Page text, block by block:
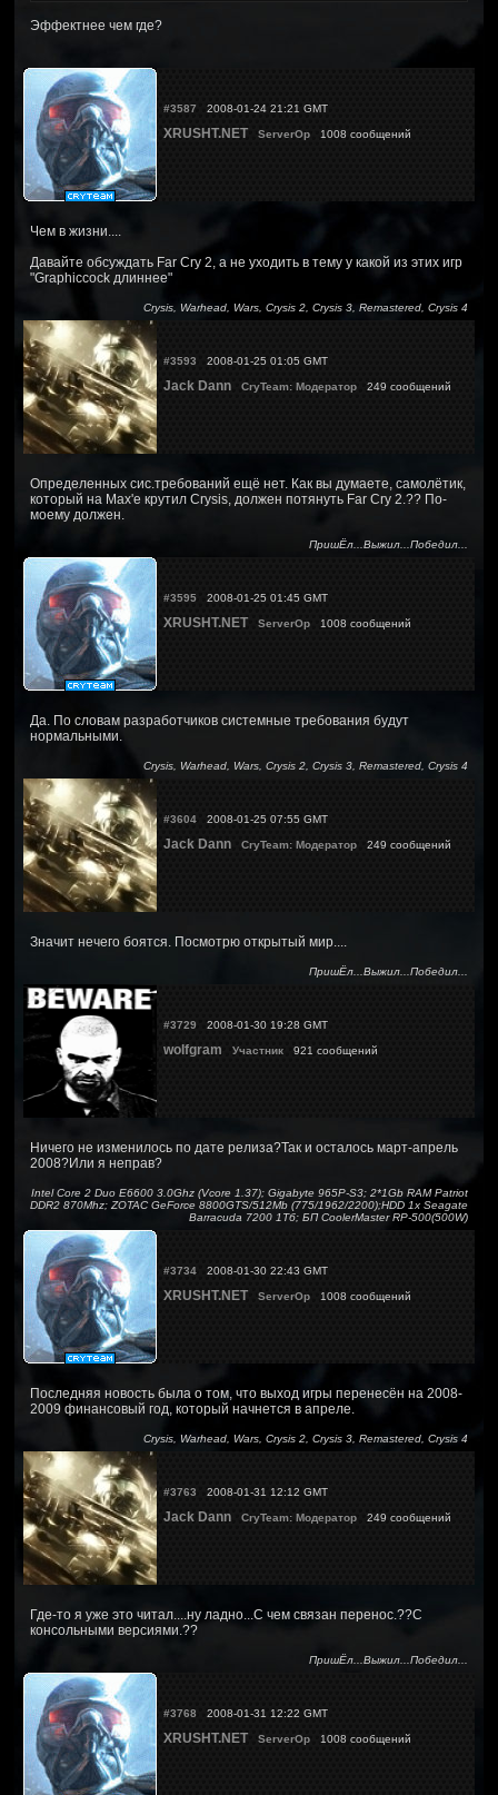
Эффектнее чем где?
#3587 2008-01-24 21:21 GMT
XRUSHT.NET ServerOp 1008 сообщений
Чем в жизни....
Давайте обсуждать Far Cry 2, а не уходить в тему у какой из этих игр
"Graphiccock длиннее"
Crysis, Warhead, Wars, Crysis 2, Crysis 3, Remastered, Crysis 4
#3593 2008-01-25 01:05 GMT
Jack Dann CryTeam: Модератор 249 сообщений
Определенных сис.требований ещё нет. Как вы думаете, самолётик,
который на Max'е крутил Crysis, должен потянуть Far Cry 2.?? По-
моему должен.
ПришЁл...Выжил...Победил...
#3595 2008-01-25 01:45 GMT
XRUSHT.NET ServerOp 1008 сообщений
Да. По словам разработчиков системные требования будут
нормальными.
Crysis, Warhead, Wars, Crysis 2, Crysis 3, Remastered, Crysis 4
#3604 2008-01-25 07:55 GMT
Jack Dann CryTeam: Модератор 249 сообщений
Значит нечего боятся. Посмотрю открытый мир....
ПришЁл...Выжил...Победил...
#3729 2008-01-30 19:28 GMT
wolfgram Участник 921 сообщений
Ничего не изменилось по дате релиза?Так и осталось март-апрель
2008?Или я неправ?
Intel Core 2 Duo E6600 3.0Ghz (Vcore 1.37); Gigabyte 965P-S3; 2*1Gb RAM Patriot
DDR2 870Mhz; ZOTAC GeForce 8800GTS/512Mb (775/1962/2200);HDD 1x Seagate
Barracuda 7200 1Тб; БП CoolerMaster RP-500(500W)
#3734 2008-01-30 22:43 GMT
XRUSHT.NET ServerOp 1008 сообщений
Последняя новость была о том, что выход игры перенесён на 2008-
2009 финансовый год, который начнется в апреле.
Crysis, Warhead, Wars, Crysis 2, Crysis 3, Remastered, Crysis 4
#3763 2008-01-31 12:12 GMT
Jack Dann CryTeam: Модератор 249 сообщений
Где-то я уже это читал....ну ладно...С чем связан перенос.??С
консольными версиями.??
ПришЁл...Выжил...Победил...
#3768 2008-01-31 12:22 GMT
XRUSHT.NET ServerOp 1008 сообщений